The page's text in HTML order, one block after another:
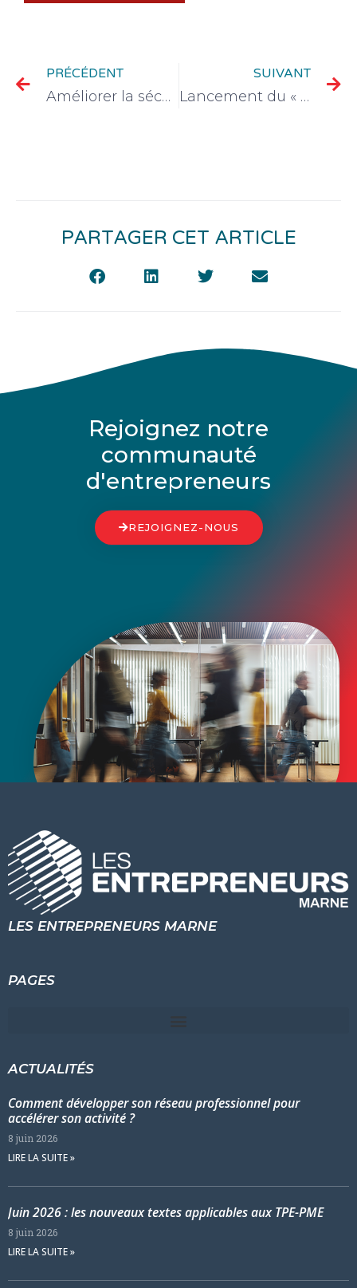
PRÉCÉDENT
Améliorer la sécurité des commerces – Questionnaire à destination du Ministère de l’Intérieur
SUIVANT
Lancement du « prêt flash électrique » par Bpifrance pour l’électrification des plus petites entreprises !
PARTAGER CET ARTICLE
Rejoignez notre
communauté
d'entrepreneurs
REJOIGNEZ-NOUS
LES ENTREPRENEURS MARNE
PAGES
ACTUALITÉS
Comment développer son réseau professionnel pour
accélérer son activité ?
8 juin 2026
LIRE LA SUITE »
Juin 2026 : les nouveaux textes applicables aux TPE-PME
8 juin 2026
LIRE LA SUITE »